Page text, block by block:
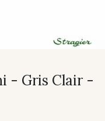
- Gris Clair -